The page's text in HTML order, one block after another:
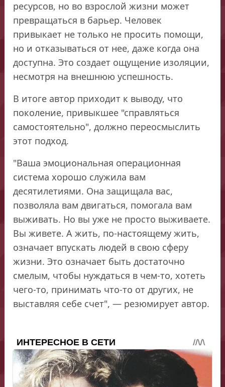
ресурсов, но во взрослой жизни может
превращаться в барьер. Человек
привыкает не только не просить помощи,
но и отказываться от нее, даже когда она
доступна. Это создает ощущение изоляции,
несмотря на внешнюю успешность.
В итоге автор приходит к выводу, что
поколение, привыкшее "справляться
самостоятельно", должно переосмыслить
этот подход.
"Ваша эмоциональная операционная
система хорошо служила вам
десятилетиями. Она защищала вас,
позволяла вам двигаться, помогала вам
выживать. Но вы уже не просто выживаете.
Вы живете. А жить, по-настоящему жить,
означает впускать людей в свою сферу
жизни. Это означает быть достаточно
смелым, чтобы нуждаться в чем-то, хотеть
чего-то, принимать что-то от других, не
выставляя себе счет", — резюмирует автор.